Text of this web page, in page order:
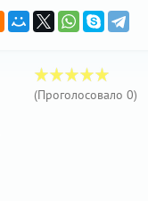
(Проголосовало 0)